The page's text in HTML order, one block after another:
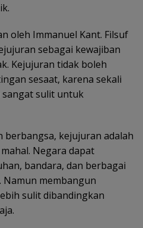
oleh Immanuel Kant. Filsuf
sebagai kewajiban
Kejujuran tidak boleh
sesaat, karena sekali
sangat sulit untuk
berbangsa, kejujuran adalah
Negara dapat
bandara, dan berbagai
membangun
sulit dibandingkan